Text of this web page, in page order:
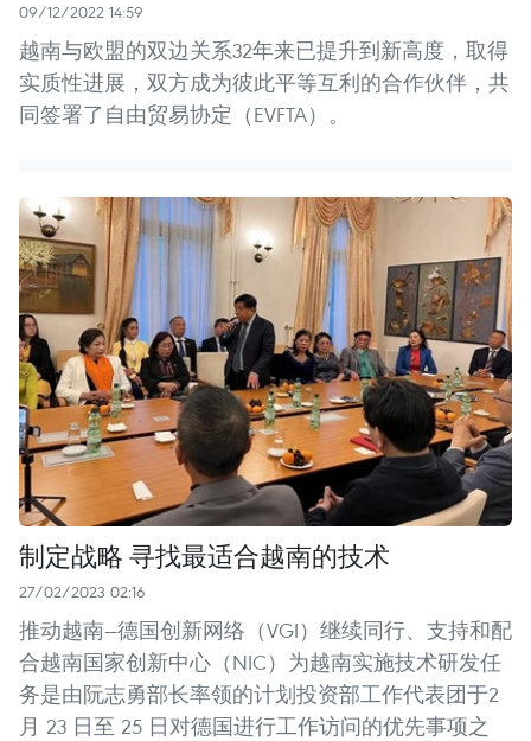
09/12/2022 14:59
越南与欧盟的双边关系32年来已提升到新高度，取得
实质性进展，双方成为彼此平等互利的合作伙伴，共
同签署了自由贸易协定（EVFTA）。
制定战略 寻找最适合越南的技术
27/02/2023 02:16
推动越南—德国创新网络（VGI）继续同行、支持和配
合越南国家创新中心（NIC）为越南实施技术研发任
务是由阮志勇部长率领的计划投资部工作代表团于2
月 23 日至 25 日对德国进行工作访问的优先事项之